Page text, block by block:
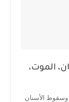
الموت،
وسقوط الأسنان